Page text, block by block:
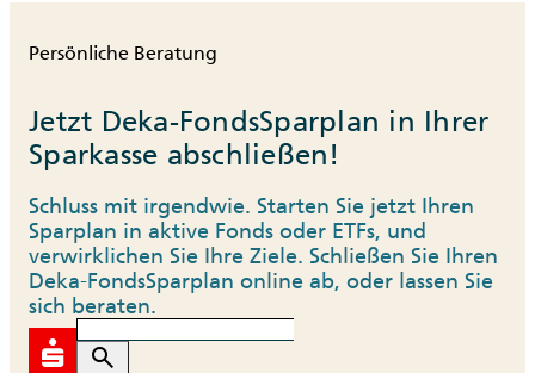
Persönliche Beratung
Jetzt Deka-FondsSparplan in Ihrer
Sparkasse abschließen!
Schluss mit irgendwie. Starten Sie jetzt Ihren
Sparplan in aktive Fonds oder ETFs, und
verwirklichen Sie Ihre Ziele. Schließen Sie Ihren
Deka-FondsSparplan online ab, oder lassen Sie
sich beraten.
search